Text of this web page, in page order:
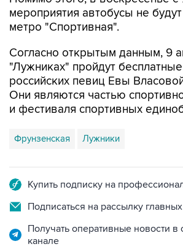
Согласно открытым данным, 9
российских певиц Евы Власовой
Они являются частью
и фестиваля спортивных
Фрунзенская Лужники
Подписаться на рассылку главных
Получать оперативные новости